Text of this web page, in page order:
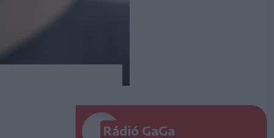
Rádió GaGa